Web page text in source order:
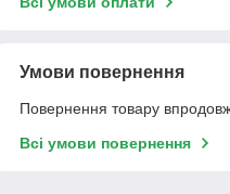
Умови повернення
Повернення товару
Всі умови повернення